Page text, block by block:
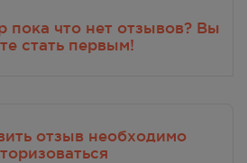
отзыв необходимо
пока что нет отзывов? Вы
стать первым!